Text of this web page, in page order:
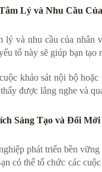
Lý và Nhu Cầu
và nhu cầu của nhân
tố này sẽ giúp bạn tạo
khảo sát nội bộ hoặc
được lắng nghe và
Sáng Tạo và Đổi Mới
phát triển bền vững
có thể tổ chức các